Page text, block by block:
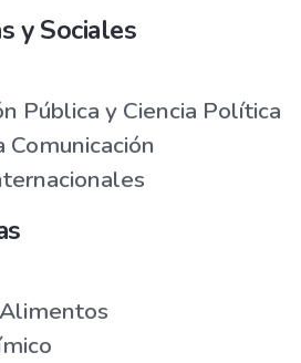
y Sociales
Pública y Ciencia Política
Comunicación